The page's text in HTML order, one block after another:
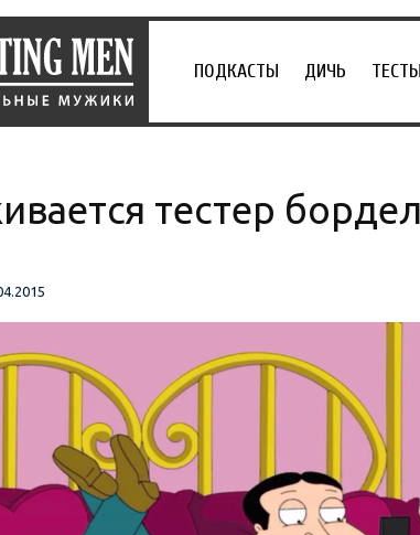
ПОДКАСТЫ ДИЧЬ ТЕСТЫ
тестер